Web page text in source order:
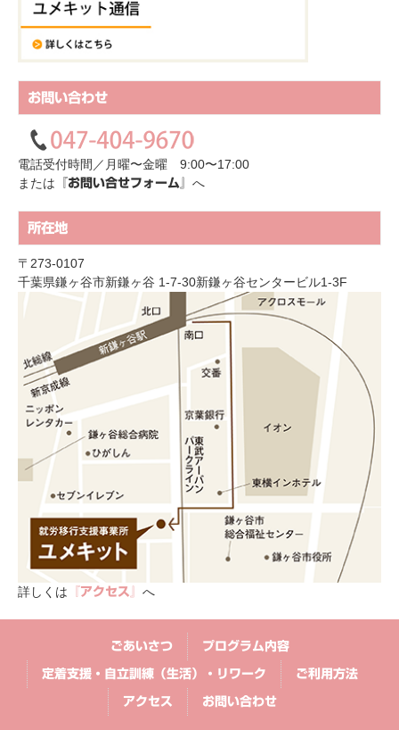
お問い合わせ
電話受付時間／月曜〜金曜 9:00〜17:00
または 『お問い合せフォーム』 へ
所在地
〒273-0107
千葉県鎌ヶ谷市新鎌ヶ谷 1-7-30新鎌ヶ谷センタービル1-3F
詳しくは 『アクセス』 へ
ごあいさつ プログラム内容
定着支援・自立訓練（生活）・リワーク ご利用方法
アクセス お問い合わせ